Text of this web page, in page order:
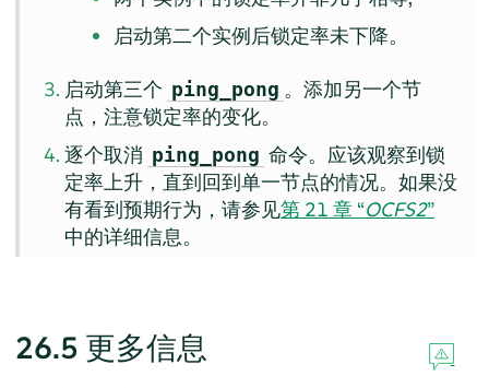
启动第二个实例后锁定率未下降。
启动第三个 ping_pong 。添加另一个节
点，注意锁定率的变化。
逐个取消 ping_pong 命令。应该观察到锁
定率上升，直到回到单一节点的情况。如果没
有看到预期行为，请参见第 21 章 “OCFS2”
中的详细信息。
26.5 更多信息